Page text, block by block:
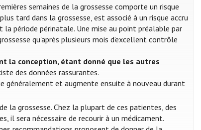
semaines de la grossesse comporte un risque
tard dans la grossesse, est associé à un risque accru
période périnatale. Une mise au point préalable par
qu'après plusieurs mois d’excellent contrôle
la conception, étant donné que les autres
des données rassurantes.
généralement et augmente ensuite à nouveau durant
la grossesse. Chez la plupart de ces patientes, des
il sera nécessaire de recourir à un médicament.